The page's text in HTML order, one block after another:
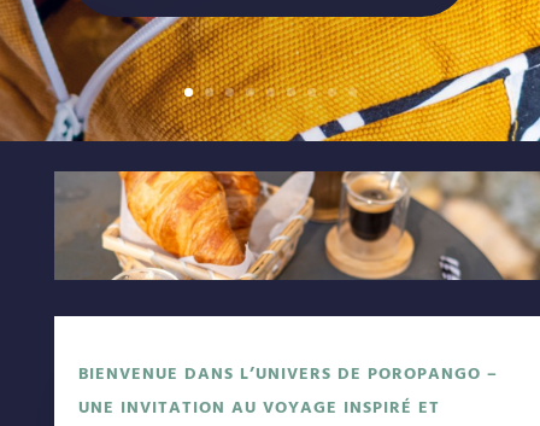
BIENVENUE DANS L’UNIVERS DE POROPANGO –
UNE INVITATION AU VOYAGE INSPIRÉ ET